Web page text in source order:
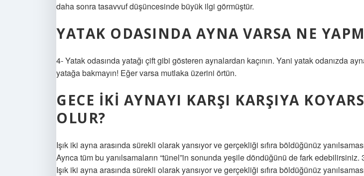
daha sonra tasavvuf düşüncesinde büyük ilgi görmüştür.
YATAK ODASINDA AYNA VARSA NE
4- Yatak odasında yatağı çift gibi gösteren aynalardan kaçının. Yani yatak odanızda
yatağa bakmayın! Eğer varsa mutlaka üzerini örtün.
GECE IKI AYNAYI KARŞI KARŞIYA
OLUR?
Işık iki ayna arasında sürekli olarak yansıyor ve gerçekliği sıfıra böldüğünüz
Ayrıca tüm bu yanılsamaların “tünel”in sonunda yeşile döndüğünü de fark
Işık iki ayna arasında sürekli olarak yansıyor ve gerçekliği sıfıra böldüğünüz